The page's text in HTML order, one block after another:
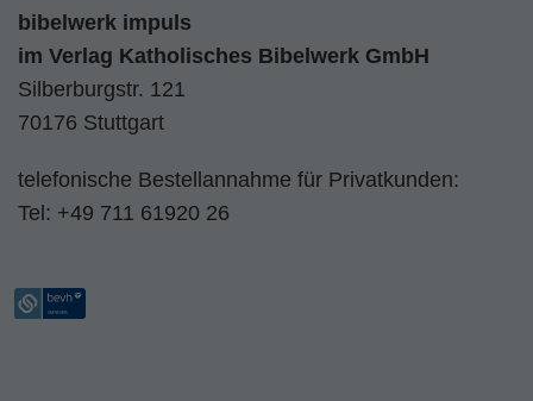
bibelwerk impuls
im Verlag Katholisches Bibelwerk GmbH
Silberburgstr. 121
70176 Stuttgart
telefonische Bestellannahme für Privatkunden:
Tel: +49 711 61920 26